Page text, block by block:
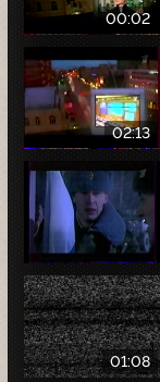
00:02
02:13
01:08